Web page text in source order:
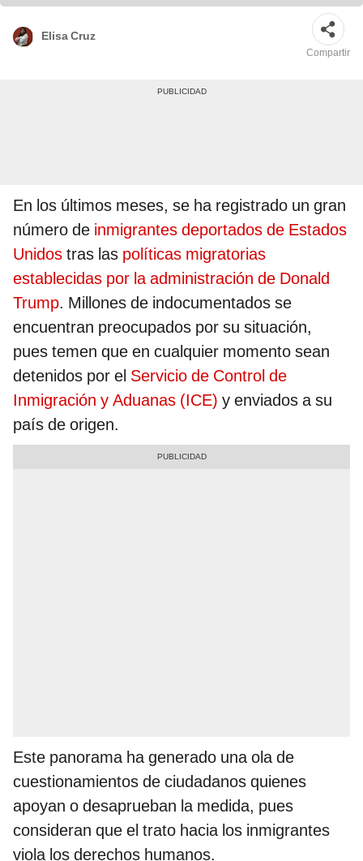
Elisa Cruz
Compartir
En los últimos meses, se ha registrado un gran
número de inmigrantes deportados de Estados
Unidos tras las políticas migratorias
establecidas por la administración de Donald
Trump. Millones de indocumentados se
encuentran preocupados por su situación,
pues temen que en cualquier momento sean
detenidos por el Servicio de Control de
Inmigración y Aduanas (ICE) y enviados a su
país de origen.
Este panorama ha generado una ola de
cuestionamientos de ciudadanos quienes
apoyan o desaprueban la medida, pues
consideran que el trato hacia los inmigrantes
viola los derechos humanos.